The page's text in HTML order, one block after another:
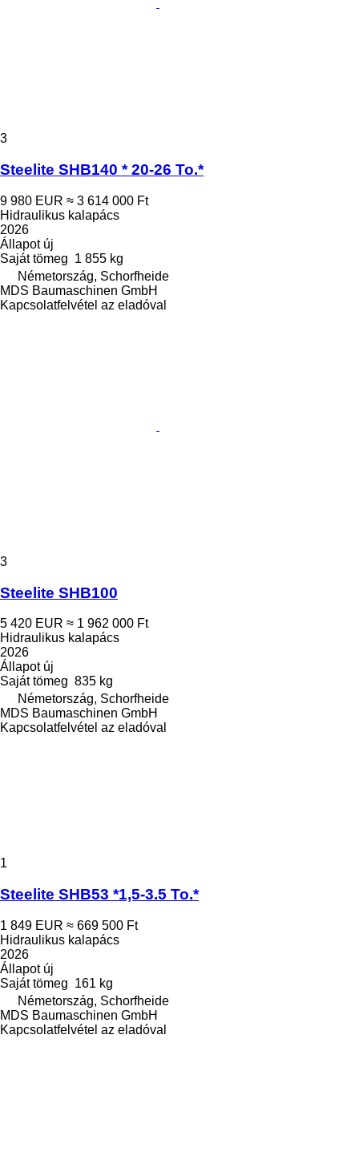
3
Steelite SHB140 * 20-26 To.*
9 980 EUR ≈ 3 614 000 Ft
Hidraulikus kalapács
2026
Állapotúj
Saját tömeg 1 855 kg
Németország, Schorfheide
MDS Baumaschinen GmbH
Kapcsolatfelvétel az eladóval
3
Steelite SHB100
5 420 EUR ≈ 1 962 000 Ft
Hidraulikus kalapács
2026
Állapotúj
Saját tömeg 835 kg
Németország, Schorfheide
MDS Baumaschinen GmbH
Kapcsolatfelvétel az eladóval
1
Steelite SHB53 *1,5-3.5 To.*
1 849 EUR ≈ 669 500 Ft
Hidraulikus kalapács
2026
Állapotúj
Saját tömeg 161 kg
Németország, Schorfheide
MDS Baumaschinen GmbH
Kapcsolatfelvétel az eladóval